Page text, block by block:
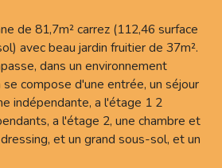
de 81,7m² carrez (112,46 surface
avec beau jardin fruitier de 37m².
dans un environnement
compose d'une entrée, un séjour
indépendante, a l'étage 1 2
a l'étage 2, une chambre et
et un grand sous-sol, et un